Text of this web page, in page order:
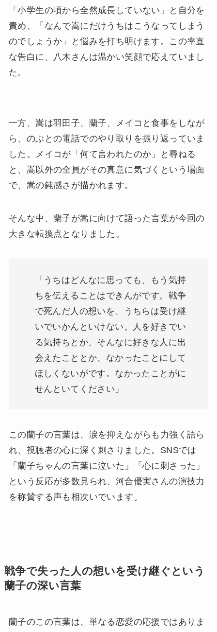
「小学生の頃から全然成長していない」と自分を
責め、「なんで嵩にだけうちはこうなってしまう
のでしょうか」と悩みを打ち明けます。この率直
な告白に、八木さんは温かい笑顔で応えていまし
た。
一方、嵩は羽田子、蘭子、メイコと食事をしなが
ら、のぶとの電話でのやり取りを振り返っていま
した。メイコが「何て言われたのか」と尋ねる
と、嵩以外の全員がその真意に気づくという場面
で、嵩の鈍感さが描かれます。
そんな中、蘭子が嵩に向けて語った言葉が今回の
大きな転換点となりました。
「うちはどんなに思っても、もう気持
ちを伝えることはできんがです。戦争
で死んだ人の想いを、うちらは受け継
いでいかんといけない。人を好きでい
る気持ちとか、そんなに好きな人に出
会えたこととか、なかったことにして
ほしくないがです。なかったことがに
せんといてください」
この蘭子の言葉は、涙を抑えながらも力強く語ら
れ、視聴者の心に深く刺さりました。SNSでは
「蘭子ちゃんの言葉に泣いた」「心に刺さった」
という反応が多数見られ、河合優実さんの演技力
を称賛する声も相次いでいます。
戦争で失った人の想いを受け継ぐという
蘭子の深い言葉
蘭子のこの言葉は、単なる恋愛の応援ではありま